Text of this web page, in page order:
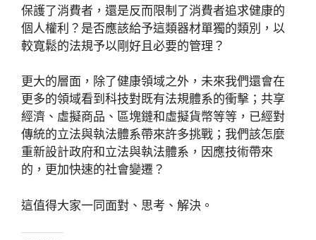
保護了消費者，還是反而限制了消費者追求健康的
個人權利？是否應該給予這類器材單獨的類別，以
較寬鬆的法規予以剛好且必要的管理？
更大的層面，除了健康領域之外，未來我們還會在
更多的領域看到科技對既有法規體系的衝擊；共享
經濟、虛擬商品、區塊鏈和虛擬貨幣等等，已經對
傳統的立法與執法體系帶來許多挑戰；我們該怎麼
重新設計政府和立法與執法體系，因應技術帶來
的，更加快速的社會變遷？
這值得大家一同面對、思考、解決。